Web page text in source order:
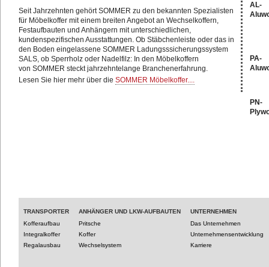
Seit Jahrzehnten gehört SOMMER zu den bekannten Spezialisten
für Möbelkoffer mit einem breiten Angebot an Wechselkoffern,
Festaufbauten und Anhängern mit unterschiedlichen,
kundenspezifischen Ausstattungen. Ob Stäbchenleiste oder das in
den Boden eingelassene SOMMER Ladungsssicherungssystem
SALS, ob Sperrholz oder Nadelfilz: In den Möbelkoffern
von SOMMER steckt jahrzehntelange Branchenerfahrung.
Lesen Sie hier mehr über die SOMMER Möbelkoffer....
AL-
PA-
PN-
TRANSPORTER
Kofferaufbau
Integralkoffer
Regalausbau
ANHÄNGER UND LKW-AUFBAUTEN
Pritsche
Koffer
Wechselsystem
UNTERNEHMEN
Das Unternehmen
Unternehmensentwicklung
Karriere